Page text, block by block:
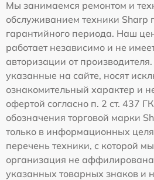
Мы занимаемся ремонтом и
обслуживанием техники Sharp
гарантийного периода. Наш
работает независимо и не
авторизации от
указанные на сайте, носят
ознакомительный характер и
офертой согласно п. 2 ст. 437
обозначения торговой марки
только в информационных
перечень техники, с которой
организация не
указанных товарных знаков и